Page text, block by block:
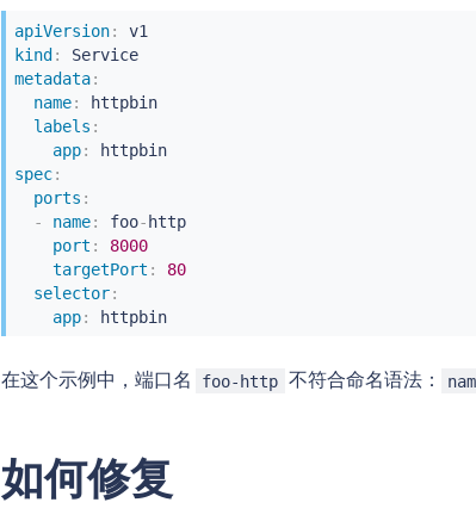
apiVersion:
kind:
Service
metadata:
name:
httpbin
labels :
app:
httpbin
spec:
ports :
-
name: foo-http
port :
8000
targetPort :
80
selector:
app: httpbin
在这个示例中，端口名 foo-http 不符合命名语法：
如何修复